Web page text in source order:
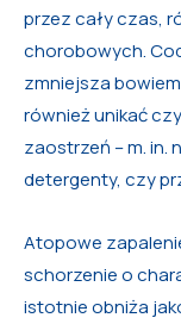
przez cały czas,
chorobowych.
zmniejsza
również unikać
zaostrzeń – m. in.
detergenty, czy
Atopowe
schorzenie o
istotnie obniża